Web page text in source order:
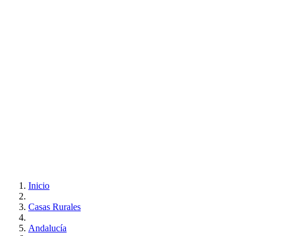
Inicio
Casas Rurales
Andalucía